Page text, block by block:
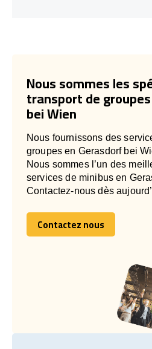
Nous sommes les
transport de
bei Wien
Nous fournissons des
groupes en Gerasdorf bei
Nous sommes l’un des
services de minibus en
Contactez-nous dès
Contactez nous
Contactez nous